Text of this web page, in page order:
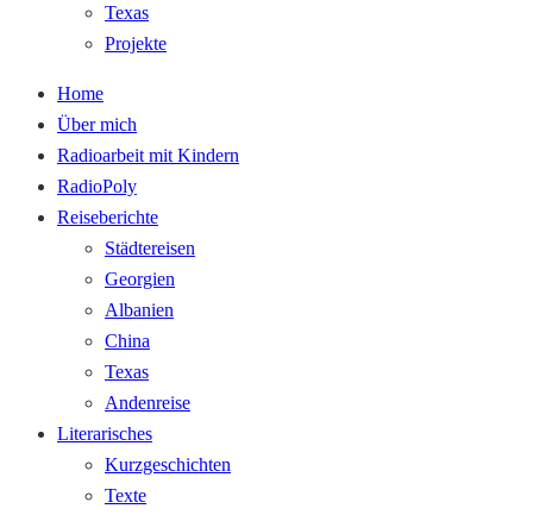
Texas
Projekte
Home
Über mich
Radioarbeit mit Kindern
RadioPoly
Reiseberichte
Städtereisen
Georgien
Albanien
China
Texas
Andenreise
Literarisches
Kurzgeschichten
Texte